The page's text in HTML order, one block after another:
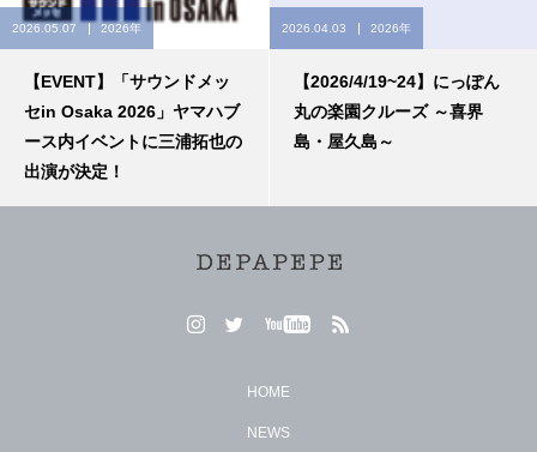
2026.05.07 2026年
【EVENT】「サウンドメッ
セin Osaka 2026」ヤマハブ
ース内イベントに三浦拓也の
出演が決定！
2026.04.03 2026年
【2026/4/19~24】にっぽん
丸の楽園クルーズ ～喜界
島・屋久島～
HOME
NEWS